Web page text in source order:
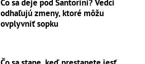
Čo sa deje pod Santorini? Vedci
odhaľujú zmeny, ktoré môžu
ovplyvniť sopku